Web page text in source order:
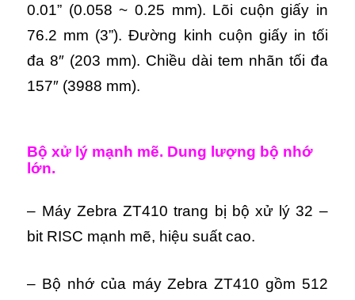
0.01” (0.058 ~ 0.25 mm). Lõi cuộn giấy in
76.2 mm (3”). Đường kinh cuộn giấy in tối
đa 8″ (203 mm). Chiều dài tem nhãn tối đa
157″ (3988 mm).
Bộ xử lý mạnh mẽ. Dung lượng bộ nhớ
lớn.
– Máy Zebra ZT410 trang bị bộ xử lý 32 –
bit RISC mạnh mẽ, hiệu suất cao.
– Bộ nhớ của máy Zebra ZT410 gồm 512